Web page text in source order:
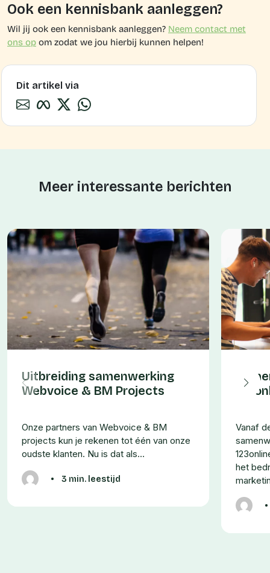
Ook een kennisbank aanleggen?
Wil jij ook een kennisbank aanleggen? Neem contact met
ons op om zodat we jou hierbij kunnen helpen!
Dit artikel via
Meer interessante berichten
Uitbreiding samenwerking
Webvoice & BM Projects
Onze partners van Webvoice & BM
projects kun je rekenen tot één van onze
oudste klanten. Nu is dat als…
• 3 min. leestijd
Vanaf
het
•